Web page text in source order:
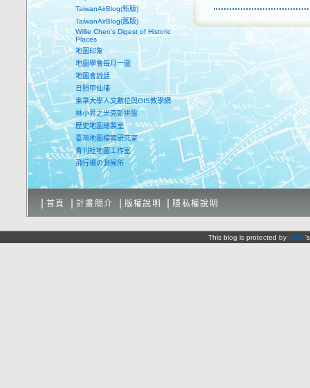
TaiwanAirBlog(新版)
TaiwanAirBlog(舊版)
Willie Chen's Digest of Historic
Places
地圖印象
地圖學會每月一圖
地圖會說話
日照甲仙埔
東華大學人文數位與GIS教學網
林小昇之米克斯拼盤
歷史地圖繪製室
臺灣地圖檔案研究室
青刊社地圖工作室
飛行場の測候所
首頁 計畫簡介 版權說明 隱私權說明
This blog is protected by Dave